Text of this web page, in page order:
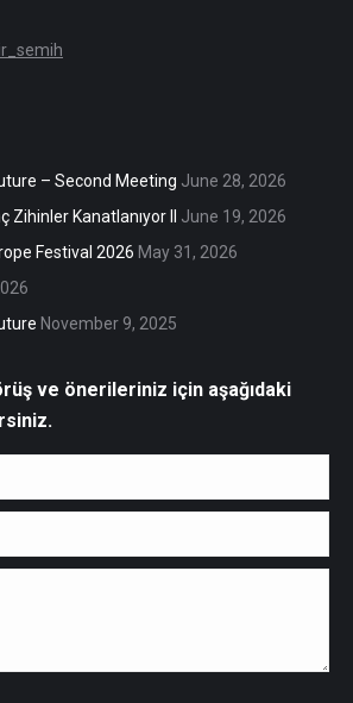
– Second Meeting June 28, 2026
Zihinler Kanatlanıyor II
June 19, 2026
Festival 2026 May 31, 2026
November 9, 2025
ve önerileriniz için aşağıdaki